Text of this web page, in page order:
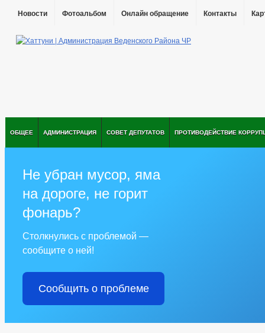
Новости Фотоальбом Онлайн обращение Контакты
ОБЩЕЕ АДМИНИСТРАЦИЯ СОВЕТ ДЕПУТАТОВ ПРОТИВОДЕЙСТВИЕ
Не убран мусор, яма
на дороге, не горит
фонарь?
Столкнулись с проблемой —
сообщите о ней!
Сообщить о проблеме